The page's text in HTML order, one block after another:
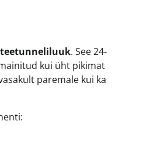
. See 24-
kui üht pikimat
paremale kui ka